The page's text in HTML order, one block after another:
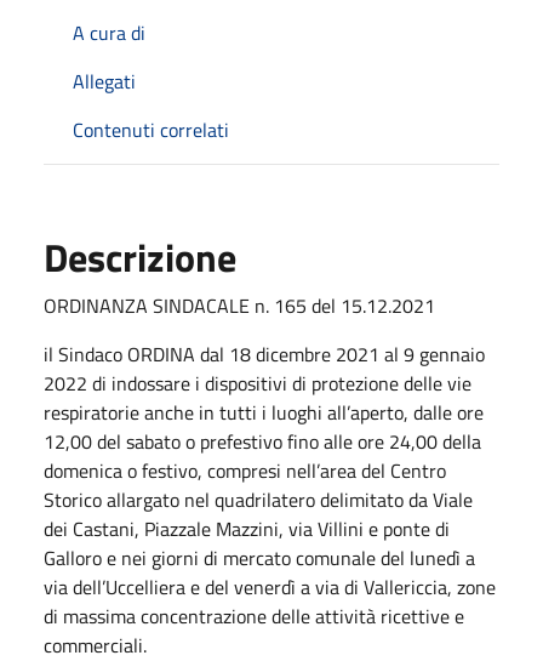
A cura di
Allegati
Contenuti correlati
Descrizione
ORDINANZA SINDACALE n. 165 del 15.12.2021
il Sindaco ORDINA dal 18 dicembre 2021 al 9 gennaio
2022 di indossare i dispositivi di protezione delle vie
respiratorie anche in tutti i luoghi all’aperto, dalle ore
12,00 del sabato o prefestivo fino alle ore 24,00 della
domenica o festivo, compresi nell’area del Centro
Storico allargato nel quadrilatero delimitato da Viale
dei Castani, Piazzale Mazzini, via Villini e ponte di
Galloro e nei giorni di mercato comunale del lunedì a
via dell’Uccelliera e del venerdì a via di Vallericcia, zone
di massima concentrazione delle attività ricettive e
commerciali.